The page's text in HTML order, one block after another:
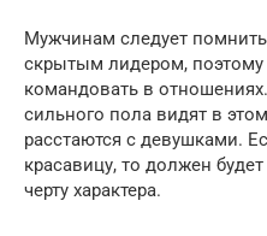
Мужчинам следует
скрытым лидером, поэтому
командовать в
сильного пола видят в
расстаются с девушками.
красавицу, то должен
черту характера.